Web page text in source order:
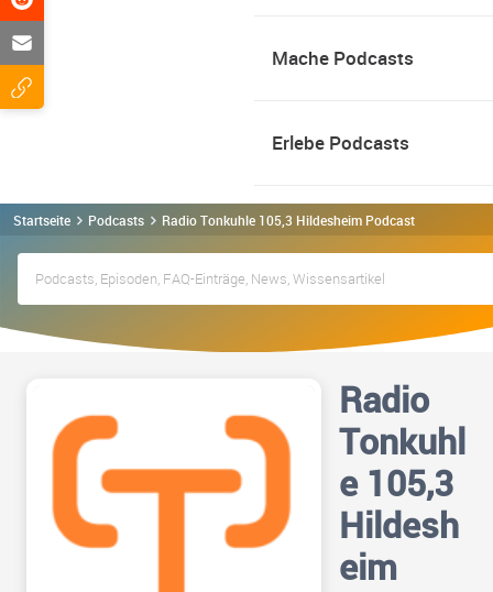
Mache Podcasts
Erlebe Podcasts
Startseite Podcasts Radio Tonkuhle 105,3 Hildesheim Podcast
Radio
Tonkuhl
e 105,3
Hildesh
eim